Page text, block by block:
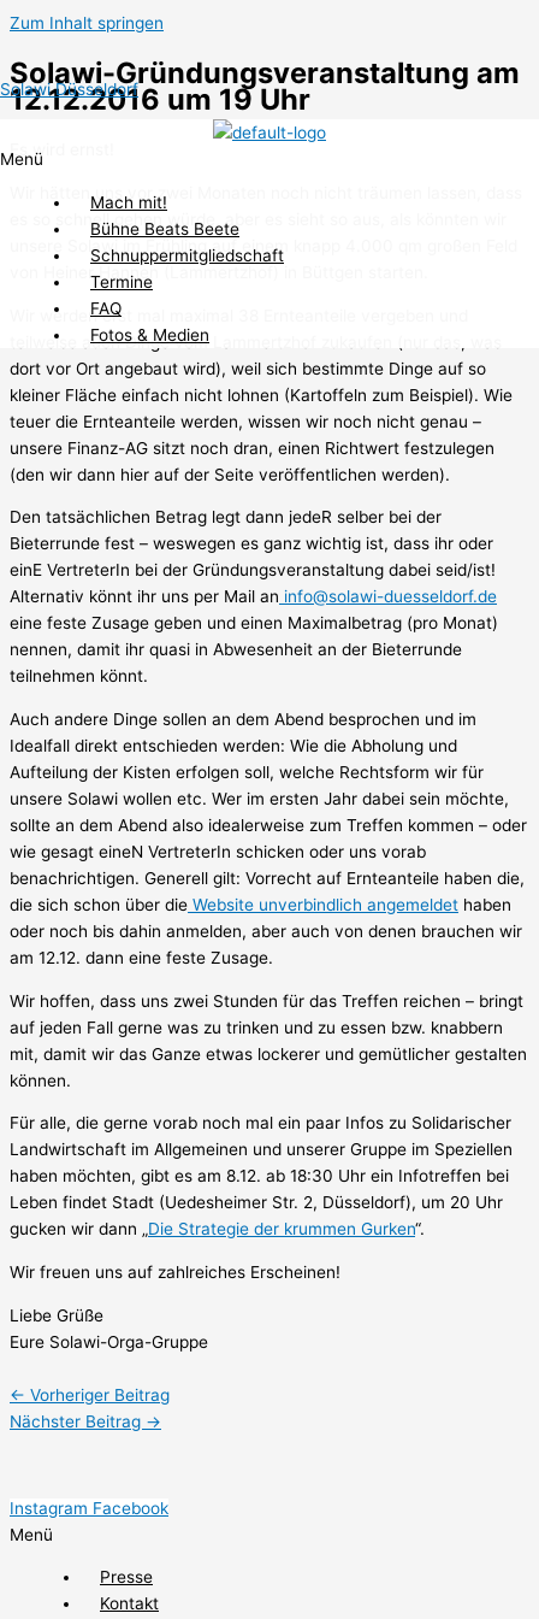
Zum Inhalt springen
Solawi Düsseldorf
Menü
Mach mit!
Bühne Beats Beete
Schnuppermitgliedschaft
Termine
FAQ
Fotos & Medien
Solawi-Gründungsveranstaltung am
12.12.2016 um 19 Uhr
Es wird ernst!
Wir hätten uns vor zwei Monaten noch nicht träumen lassen, dass
es so schnell gehen würde, aber es sieht so aus, als könnten wir
unsere Solawi im Frühling auf einem knapp 4.000 qm großen Feld
von Heiner Hannen (Lammertzhof) in Büttgen starten.
Wir werden erst mal maximal 38 Ernteanteile vergeben und
teilweise auch Dinge vom Lammertzhof zukaufen (nur das, was
dort vor Ort angebaut wird), weil sich bestimmte Dinge auf so
kleiner Fläche einfach nicht lohnen (Kartoffeln zum Beispiel). Wie
teuer die Ernteanteile werden, wissen wir noch nicht genau –
unsere Finanz-AG sitzt noch dran, einen Richtwert festzulegen
(den wir dann hier auf der Seite veröffentlichen werden).
Den tatsächlichen Betrag legt dann jedeR selber bei der
Bieterrunde fest – weswegen es ganz wichtig ist, dass ihr oder
einE VertreterIn bei der Gründungsveranstaltung dabei seid/ist!
Alternativ könnt ihr uns per Mail an info@solawi-duesseldorf.de
eine feste Zusage geben und einen Maximalbetrag (pro Monat)
nennen, damit ihr quasi in Abwesenheit an der Bieterrunde
teilnehmen könnt.
Auch andere Dinge sollen an dem Abend besprochen und im
Idealfall direkt entschieden werden: Wie die Abholung und
Aufteilung der Kisten erfolgen soll, welche Rechtsform wir für
unsere Solawi wollen etc. Wer im ersten Jahr dabei sein möchte,
sollte an dem Abend also idealerweise zum Treffen kommen – oder
wie gesagt eineN VertreterIn schicken oder uns vorab
benachrichtigen. Generell gilt: Vorrecht auf Ernteanteile haben die,
die sich schon über die Website unverbindlich angemeldet haben
oder noch bis dahin anmelden, aber auch von denen brauchen wir
am 12.12. dann eine feste Zusage.
Wir hoffen, dass uns zwei Stunden für das Treffen reichen – bringt
auf jeden Fall gerne was zu trinken und zu essen bzw. knabbern
mit, damit wir das Ganze etwas lockerer und gemütlicher gestalten
können.
Für alle, die gerne vorab noch mal ein paar Infos zu Solidarischer
Landwirtschaft im Allgemeinen und unserer Gruppe im Speziellen
haben möchten, gibt es am 8.12. ab 18:30 Uhr ein Infotreffen bei
Leben findet Stadt (Uedesheimer Str. 2, Düsseldorf), um 20 Uhr
gucken wir dann „Die Strategie der krummen Gurken“.
Wir freuen uns auf zahlreiches Erscheinen!
Liebe Grüße
Eure Solawi-Orga-Gruppe
← Vorheriger Beitrag
Nächster Beitrag →
Instagram Facebook
Menü
Presse
Kontakt